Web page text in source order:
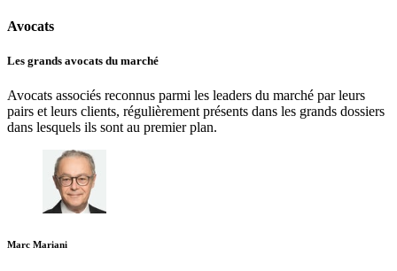
Avocats
Les grands avocats du marché
Avocats associés reconnus parmi les leaders du marché par leurs
pairs et leurs clients, régulièrement présents dans les grands dossiers
dans lesquels ils sont au premier plan.
Marc Mariani